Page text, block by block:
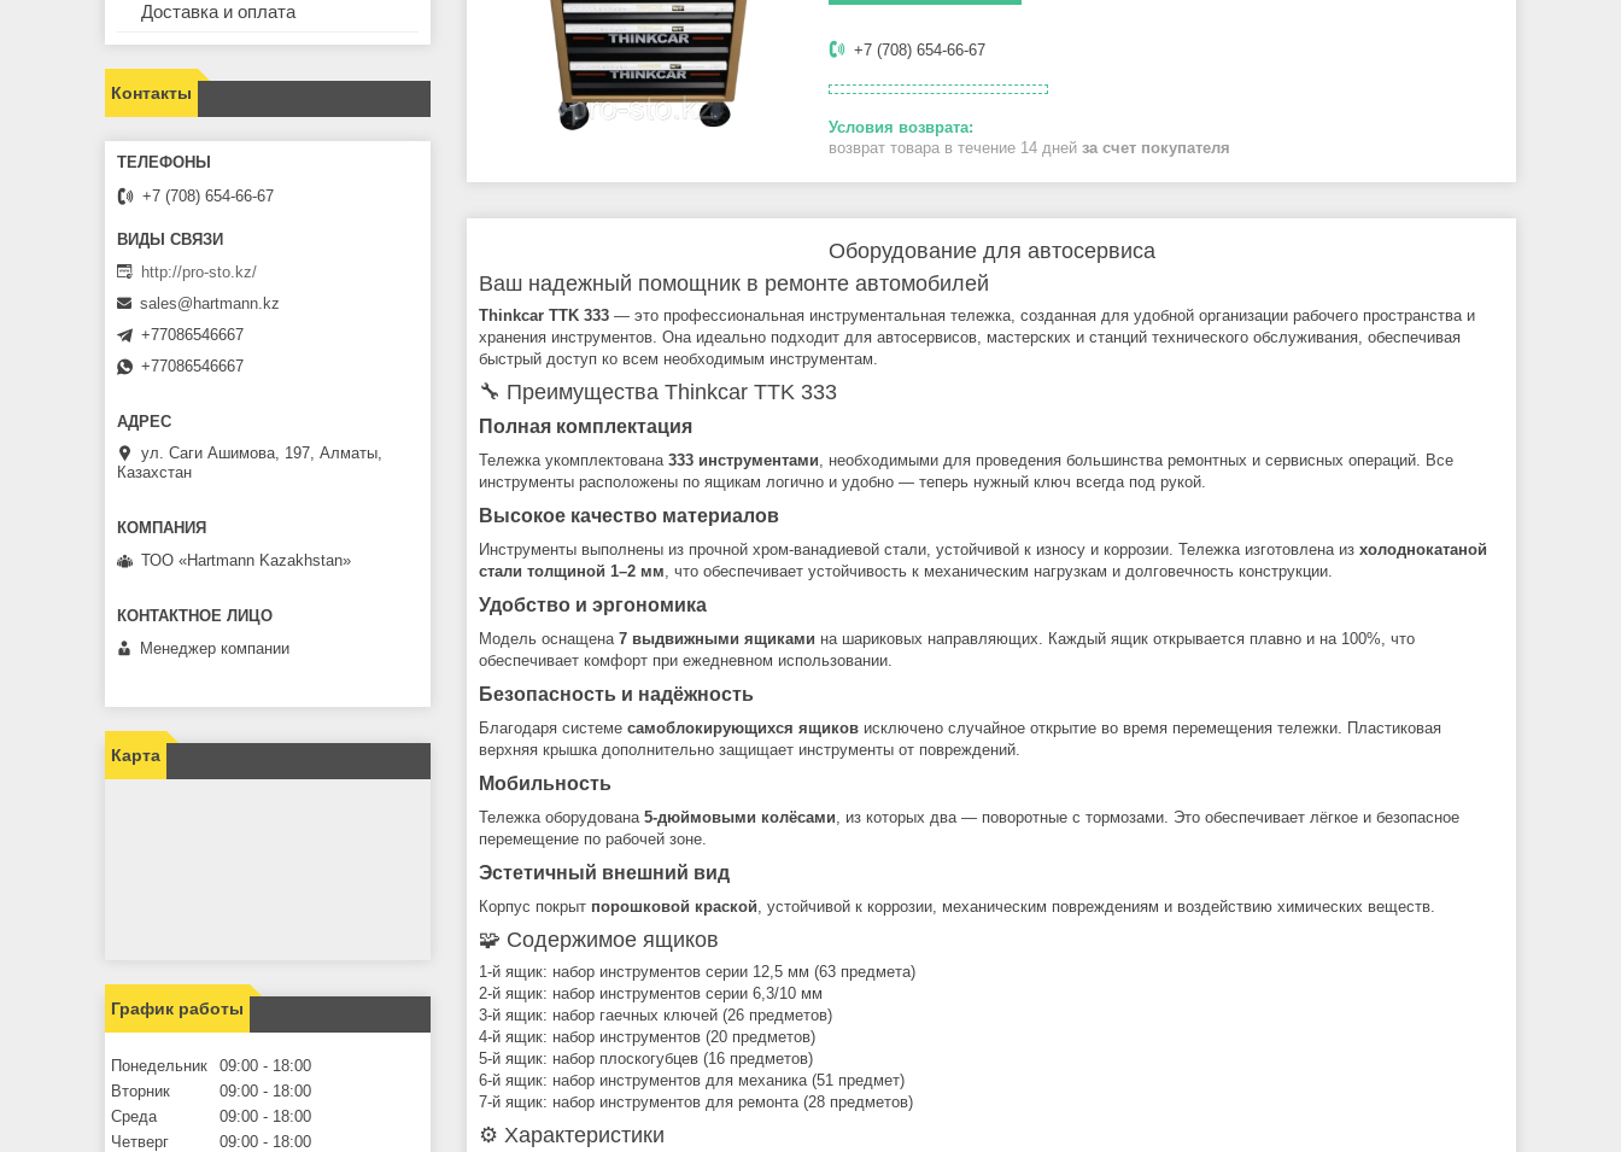
+7 (708) 654-66-67
возврат товара в течение 14 дней за счет покупателя
Оборудование для автосервиса
Ваш надежный помощник в ремонте автомобилей
Thinkcar TTK 333 — это профессиональная инструментальная тележка, созданная для удобной организации рабочего пространства и
хранения инструментов. Она идеально подходит для автосервисов, мастерских и станций технического обслуживания, обеспечивая
быстрый доступ ко всем необходимым инструментам.
🔧 Преимущества Thinkcar TTK 333
Полная комплектация
Тележка укомплектована 333 инструментами, необходимыми для проведения большинства ремонтных и сервисных операций. Все
инструменты расположены по ящикам логично и удобно — теперь нужный ключ всегда под рукой.
Высокое качество материалов
Инструменты выполнены из прочной хром-ванадиевой стали, устойчивой к износу и коррозии. Тележка изготовлена из холоднокатаной
стали толщиной 1–2 мм, что обеспечивает устойчивость к механическим нагрузкам и долговечность конструкции.
Удобство и эргономика
Модель оснащена 7 выдвижными ящиками на шариковых направляющих. Каждый ящик открывается плавно и на 100%, что
обеспечивает комфорт при ежедневном использовании.
Безопасность и надёжность
Благодаря системе самоблокирующихся ящиков исключено случайное открытие во время перемещения тележки. Пластиковая
верхняя крышка дополнительно защищает инструменты от повреждений.
Мобильность
Тележка оборудована 5-дюймовыми колёсами, из которых два — поворотные с тормозами. Это обеспечивает лёгкое и безопасное
перемещение по рабочей зоне.
Эстетичный внешний вид
Корпус покрыт порошковой краской, устойчивой к коррозии, механическим повреждениям и воздействию химических веществ.
🧩 Содержимое ящиков
1-й ящик: набор инструментов серии 12,5 мм (63 предмета)
2-й ящик: набор инструментов серии 6,3/10 мм
3-й ящик: набор гаечных ключей (26 предметов)
4-й ящик: набор инструментов (20 предметов)
5-й ящик: набор плоскогубцев (16 предметов)
6-й ящик: набор инструментов для механика (51 предмет)
7-й ящик: набор инструментов для ремонта (28 предметов)
⚙️ Характеристики
Доставка и оплата
Контакты
+7 (708) 654-66-67
http://pro-sto.kz/
sales@hartmann.kz
+77086546667
+77086546667
ул. Саги Ашимова, 197, Алматы,
Казахстан
ТОО «Hartmann Kazakhstan»
Менеджер компании
Карта
График работы
Понедельник 09:00
18:00
Вторник
09:00
18:00
Среда
09:00
18:00
Четверг
09:00
18:00